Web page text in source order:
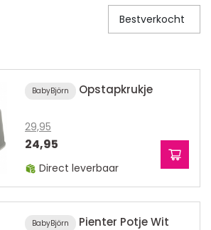
huis
deur
Bestverkocht
BabyBjörn Opstapkrukje
29,95
24,95
Direct leverbaar
BabyBjörn Pienter Potje Wit